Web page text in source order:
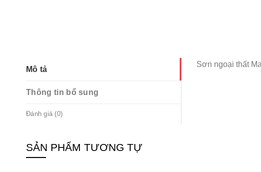
Mô tả
Thông tin bổ sung
Đánh giá (0)
Sơn ngoại thất
SẢN PHẨM TƯƠNG TỰ